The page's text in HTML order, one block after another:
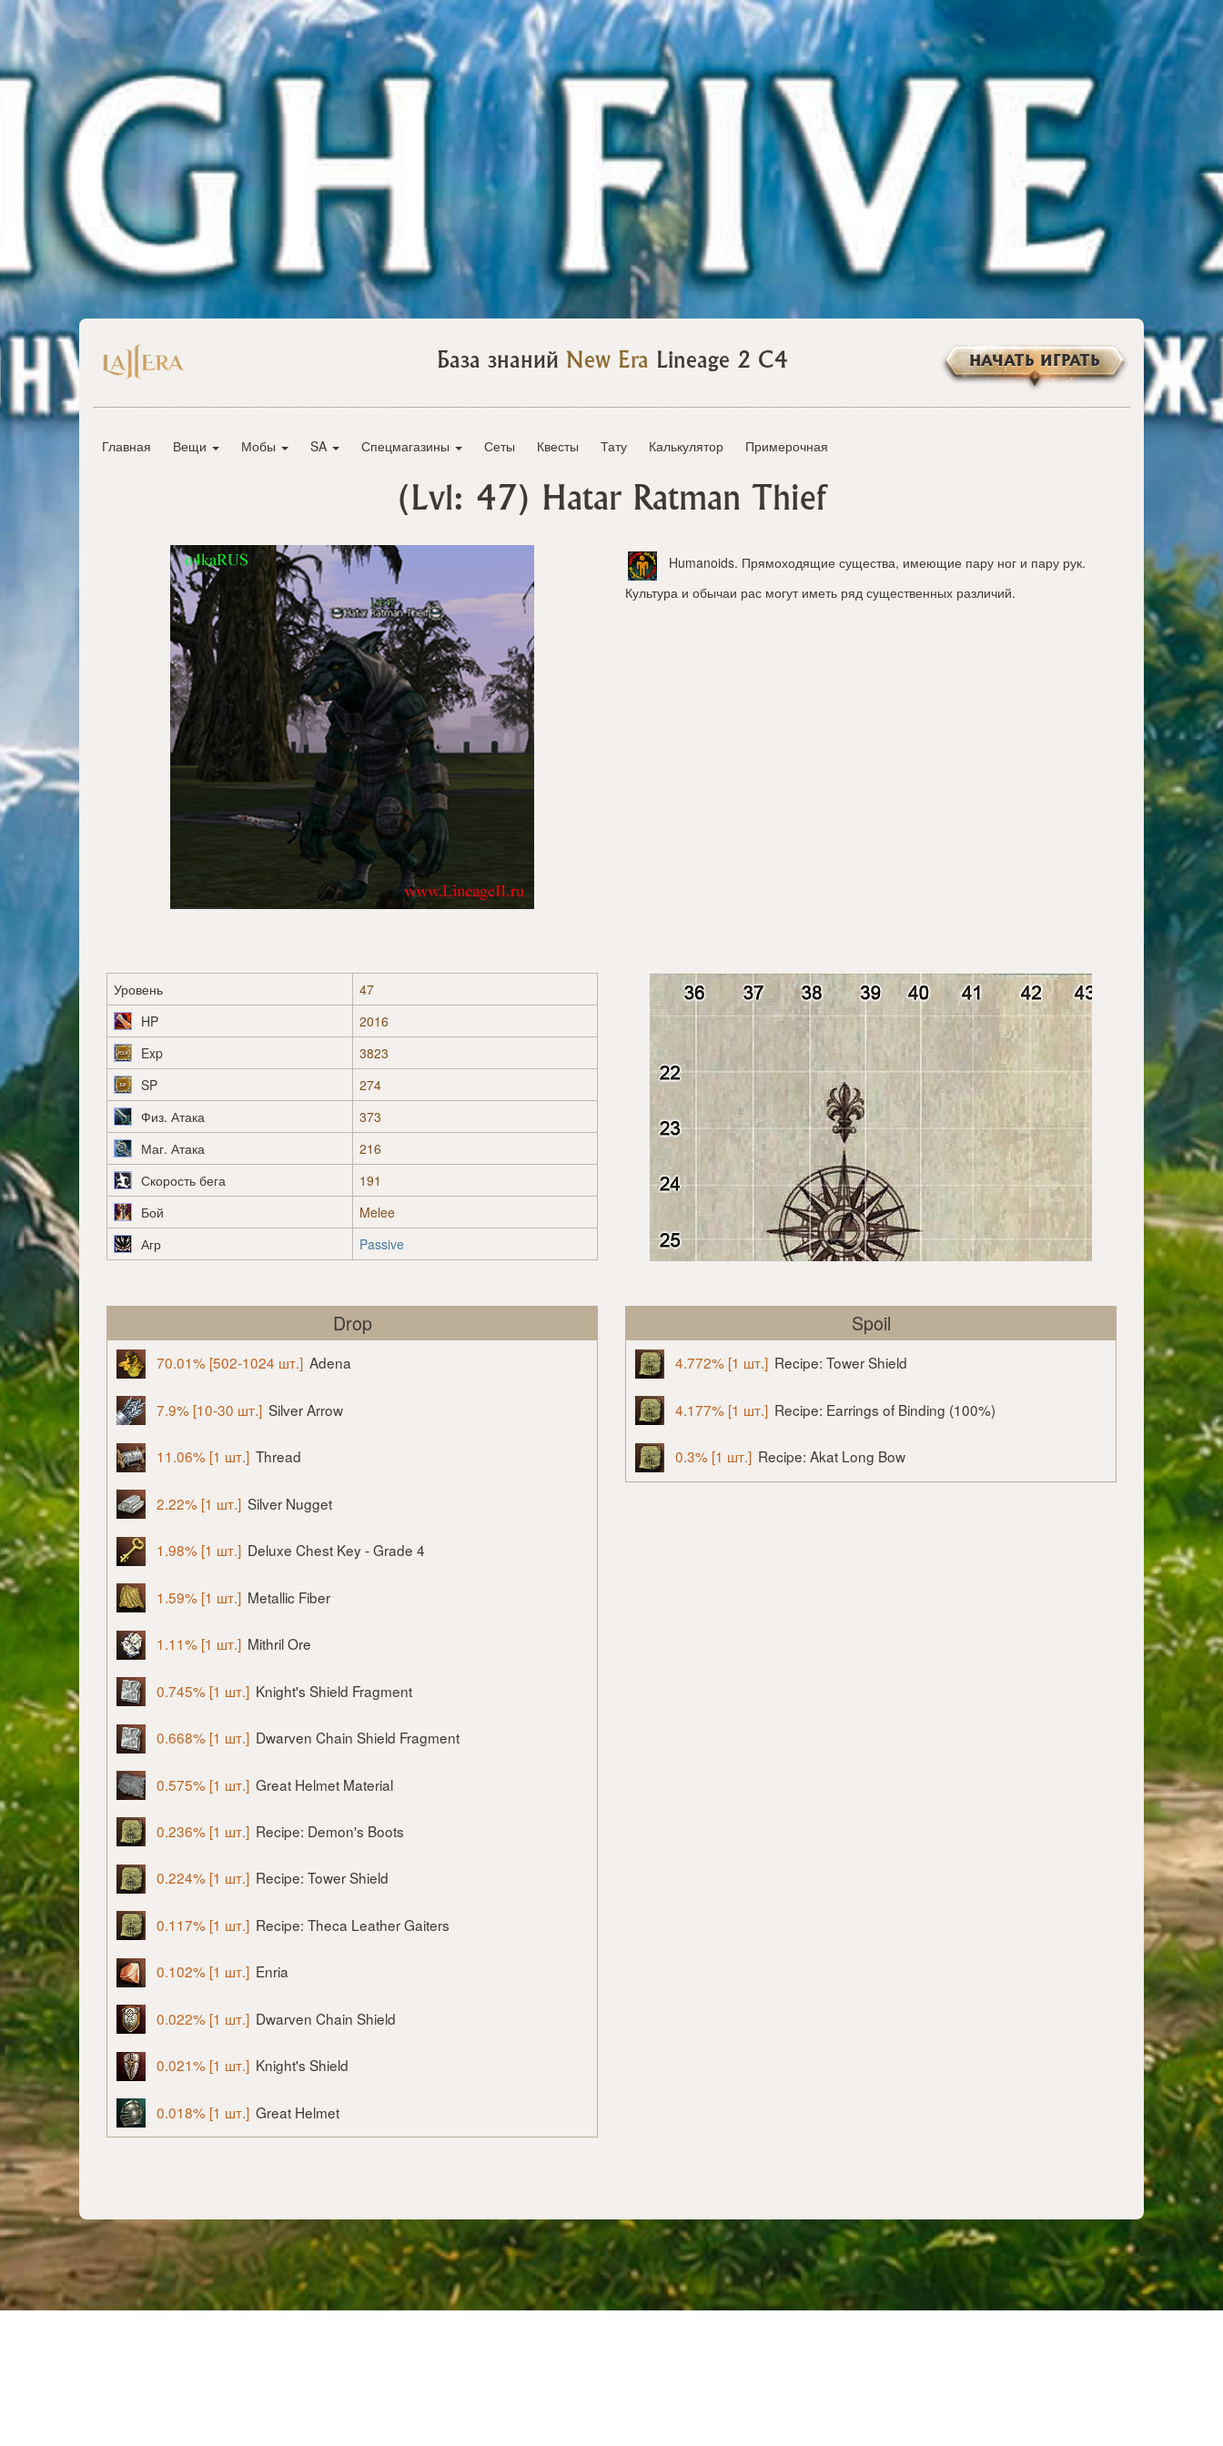
База знаний New Era Lineage 2 C4 НАЧАТЬ ИГРАТЬ
Главная Вещи Мобы SA Спецмагазины Сеты Квесты Тату Калькулятор Примерочная
(Lvl: 47) Hatar Ratman Thief
Humanoids. Прямоходящие существа, имеющие пару ног и пару рук.
Культура и обычаи рас могут иметь ряд существенных различий.
Уровень
47
HP
2016
Exp
3823
SP
274
Физ. Атака
373
Маг. Атака
216
Скорость бега
191
Бой
Melee
Агр
Passive
Drop
70.01% [502-1024 шт.] Adena
7.9% [10-30 шт.] Silver Arrow
11.06% [1 шт.] Thread
2.22% [1 шт.] Silver Nugget
1.98% [1 шт.] Deluxe Chest Key - Grade 4
1.59% [1 шт.] Metallic Fiber
1.11% [1 шт.] Mithril Ore
0.745% [1 шт.] Knight's Shield Fragment
0.668% [1 шт.] Dwarven Chain Shield Fragment
0.575% [1 шт.] Great Helmet Material
0.236% [1 шт.] Recipe: Demon's Boots
0.224% [1 шт.] Recipe: Tower Shield
0.117% [1 шт.] Recipe: Theca Leather Gaiters
0.102% [1 шт.] Enria
0.022% [1 шт.] Dwarven Chain Shield
0.021% [1 шт.] Knight's Shield
0.018% [1 шт.] Great Helmet
Spoil
4.772% [1 шт.] Recipe: Tower Shield
4.177% [1 шт.] Recipe: Earrings of Binding (100%)
0.3% [1 шт.] Recipe: Akat Long Bow